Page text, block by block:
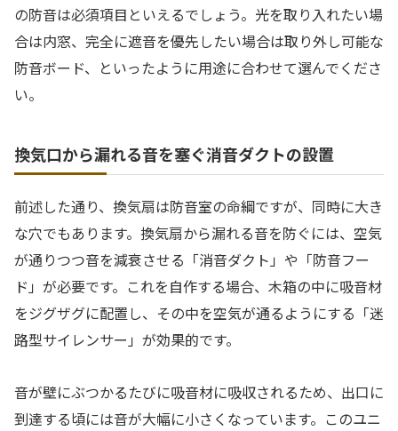
の防音は必須項目といえるでしょう。光を取り入れたい場
合は内窓、完全に遮音を優先したい場合は取り外し可能な
防音ボード、といったように用途に合わせて選んでくださ
い。
換気口から漏れる音を塞ぐ消音ダクトの設置
前述した通り、換気扇は防音室の命綱ですが、同時に大き
な穴でもあります。換気扇から漏れる音を防ぐには、空気
が通りつつ音を減衰させる「消音ダクト」や「防音フー
ド」が必要です。これを自作する場合、木箱の中に吸音材
をジグザグに配置し、その中を空気が通るようにする「迷
路型サイレンサー」が効果的です。
音が壁にぶつかるたびに吸音材に吸収されるため、出口に
到達する頃には音が大幅に小さくなっています。このユニ